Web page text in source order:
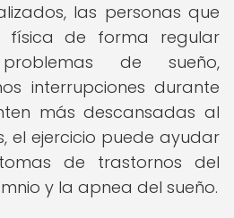
las personas que
física de forma regular
de sueño,
interrupciones durante
más descansadas al
el ejercicio puede ayudar
de trastornos del
y la apnea del sueño.